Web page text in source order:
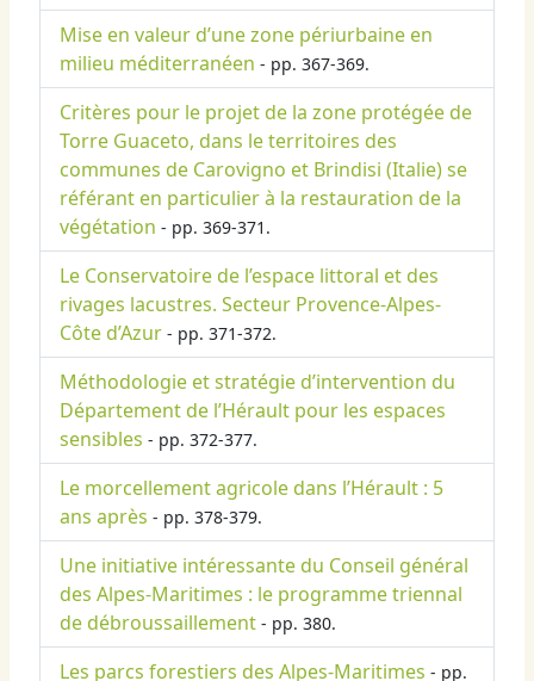
Mise en valeur d’une zone périurbaine en
milieu méditerranéen - pp. 367-369.
Critères pour le projet de la zone protégée de
Torre Guaceto, dans le territoires des
communes de Carovigno et Brindisi (Italie) se
référant en particulier à la restauration de la
végétation - pp. 369-371.
Le Conservatoire de l’espace littoral et des
rivages lacustres. Secteur Provence-Alpes-
Côte d’Azur - pp. 371-372.
Méthodologie et stratégie d’intervention du
Département de l’Hérault pour les espaces
sensibles - pp. 372-377.
Le morcellement agricole dans l’Hérault : 5
ans après - pp. 378-379.
Une initiative intéressante du Conseil général
des Alpes-Maritimes : le programme triennal
de débroussaillement - pp. 380.
Les parcs forestiers des Alpes-Maritimes - pp.